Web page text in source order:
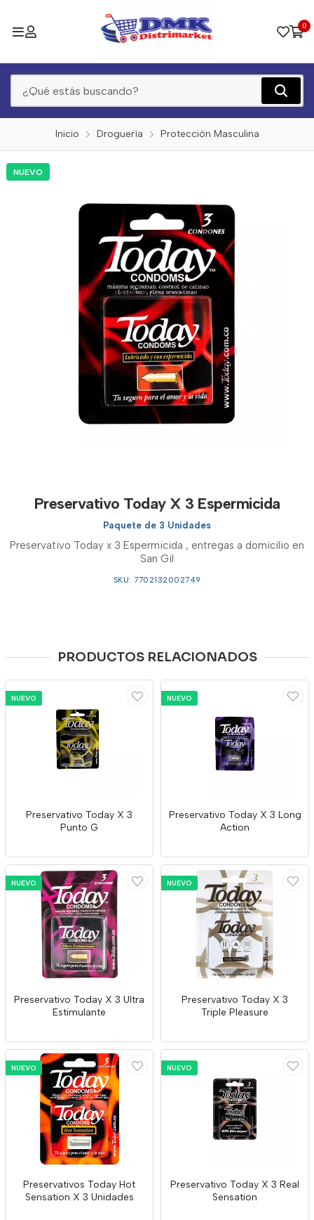
0
Inicio Droguería Protección Masculina
NUEVO
Preservativo Today X 3 Espermicida
Paquete de 3 Unidades
Preservativo Today x 3 Espermicida , entregas a domicilio en
San Gil
SKU: 7702132002749
PRODUCTOS RELACIONADOS
NUEVO
Preservativo Today X 3
Punto G
NUEVO
Preservativo Today X 3 Long
Action
NUEVO
Preservativo Today X 3 Ultra
Estimulante
NUEVO
Preservativo Today X 3
Triple Pleasure
NUEVO
Preservativos Today Hot
Sensation X 3 Unidades
NUEVO
Preservativo Today X 3 Real
Sensation